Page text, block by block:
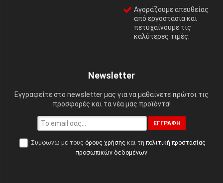
Αγοράζουμε απευθείας
από εργοστάσια και
πετυχαίνουμε τις
καλύτερες τιμές.
Newsletter
Εγγραφείτε στο newsletter μας για να μαθαίνετε πρώτοι τις
προσφορές και τα νέα μας προϊόντα!
ΕΓΓΡΑΦΉ
Συμφωνώ με τους όρους χρήσης και τη πολιτική προστασίας
προσωπικών δεδομένων